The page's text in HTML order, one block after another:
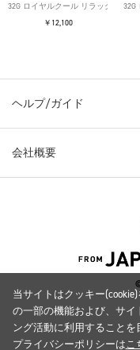
32G ロイヤルクール リラックスTシ
￥12,100
32G
ヘルプ/ガイド
会社概要
当サイトはクッキー
の一部の機能および、サ
ング活動に利用することを
プライバシーポリシーはこ